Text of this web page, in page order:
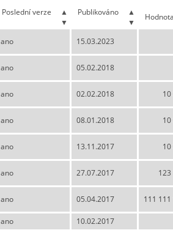
Poslední verze
▲
▼
Publikováno
▲
▼
ano 15.03.2023
ano 05.02.2018
ano 02.02.2018 10
ano 08.01.2018 10
ano 13.11.2017 10
ano 27.07.2017 123
ano 05.04.2017 111 111
ano 10.02.2017